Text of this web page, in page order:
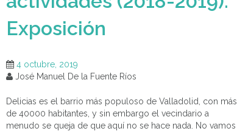
Exposición
4 octubre, 2019
José Manuel De la Fuente Ríos
Delicias es el barrio más populoso de Valladolid, con más
de 40000 habitantes, y sin embargo el vecindario a
menudo se queja de que aquí no se hace nada. No vamos